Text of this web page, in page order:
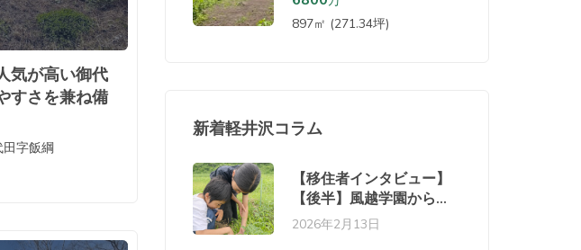
気が高い御代
すさを兼ね備
字飯綱
897㎡ (271.34坪)
新着軽井沢コラム
【移住者インタビュー】
【後半】風越学園から始
まった軽井沢移住と御代
2026年2月13日